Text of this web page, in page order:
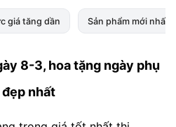
giá tăng dần Sản phẩm mới nhất
8-3, hoa tặng ngày phụ
nhất